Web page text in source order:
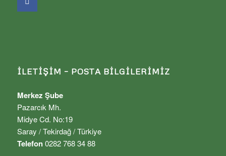
İLETIŞIM – POSTA BILGILERIMIZ
Merkez Şube
Pazarcık Mh.
Midye Cd. No:19
Saray / Tekirdağ / Türkiye
Telefon0282 768 34 88